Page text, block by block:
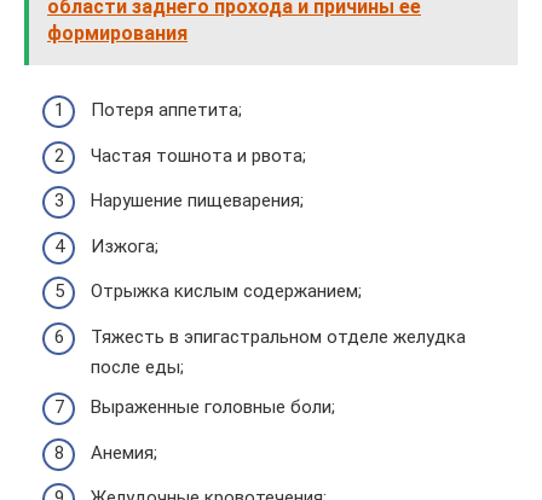
области заднего прохода и причины ее
формирования
Потеря аппетита;
Частая тошнота и рвота;
Нарушение пищеварения;
Изжога;
Отрыжка кислым содержанием;
Тяжесть в эпигастральном отделе желудка
после еды;
Выраженные головные боли;
Анемия;